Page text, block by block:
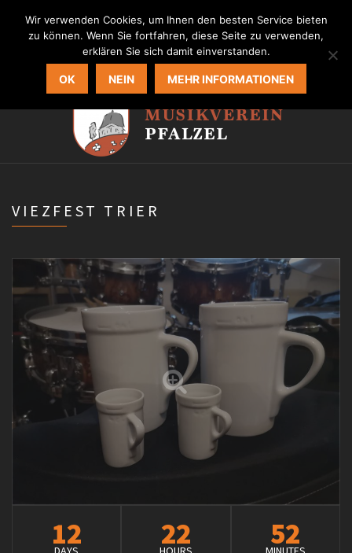
MVP Homepage
VIEZFEST TRIER
12 22 52
Wir verwenden Cookies, um Ihnen den besten Service bieten
zu können. Wenn Sie fortfahren, diese Seite zu verwenden,
erklären Sie sich damit einverstanden.
OK NEIN MEHR INFORMATIONEN